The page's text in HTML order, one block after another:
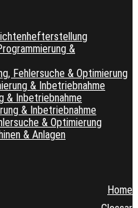
&
Fehlersuche & Optimierung
& Inbetriebnahme
& Inbetriebnahme
& Inbetriebnahme
& Optimierung
& Anlagen
Home